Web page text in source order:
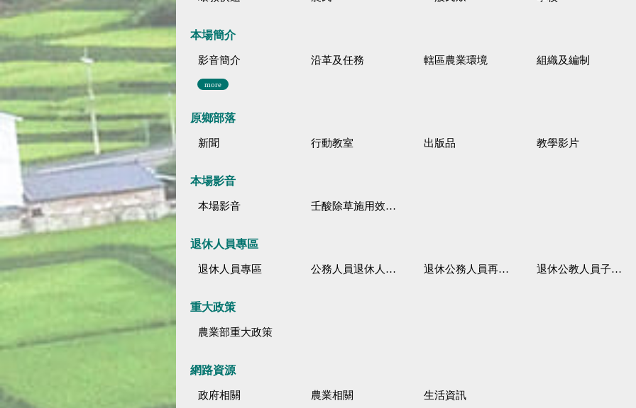
本場簡介
影音簡介 沿革及任務 轄區農業環境 組織及編制
more
原鄉部落
新聞 行動教室 出版品 教學影片
本場影音
本場影音 壬酸除草施用效果觀察
退休人員專區
退休人員專區 公務人員退休人員法施行細則 退休公務人員再任職務 退休公教人員子女教育補助規定
重大政策
農業部重大政策
網路資源
政府相關 農業相關 生活資訊